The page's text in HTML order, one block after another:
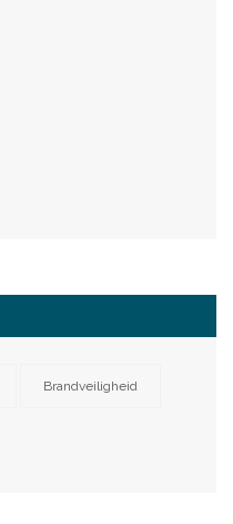
Brandveiligheid